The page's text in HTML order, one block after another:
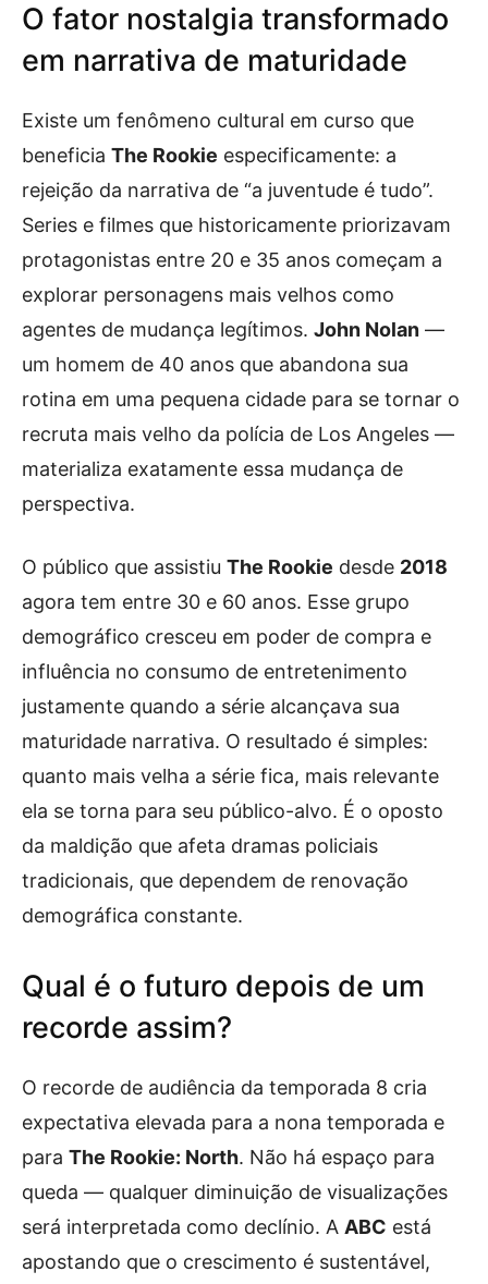
O fator nostalgia transformado
em narrativa de maturidade
Existe um fenômeno cultural em curso que
beneficia The Rookie especificamente: a
rejeição da narrativa de “a juventude é tudo”.
Series e filmes que historicamente priorizavam
protagonistas entre 20 e 35 anos começam a
explorar personagens mais velhos como
agentes de mudança legítimos. John Nolan —
um homem de 40 anos que abandona sua
rotina em uma pequena cidade para se tornar o
recruta mais velho da polícia de Los Angeles —
materializa exatamente essa mudança de
perspectiva.
O público que assistiu The Rookie desde 2018
agora tem entre 30 e 60 anos. Esse grupo
demográfico cresceu em poder de compra e
influência no consumo de entretenimento
justamente quando a série alcançava sua
maturidade narrativa. O resultado é simples:
quanto mais velha a série fica, mais relevante
ela se torna para seu público-alvo. É o oposto
da maldição que afeta dramas policiais
tradicionais, que dependem de renovação
demográfica constante.
Qual é o futuro depois de um
recorde assim?
O recorde de audiência da temporada 8 cria
expectativa elevada para a nona temporada e
para The Rookie: North. Não há espaço para
queda — qualquer diminuição de visualizações
será interpretada como declínio. A ABC está
apostando que o crescimento é sustentável,